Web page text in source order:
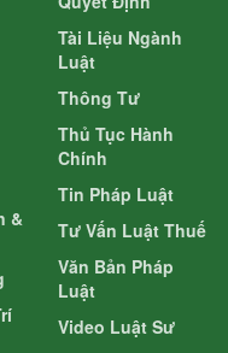
&
Tài Liệu Ngành
Luật
Thông Tư
Thủ Tục Hành
Chính
Tin Pháp Luật
Tư Vấn Luật Thuế
Văn Bản Pháp
Luật
Video Luật Sư